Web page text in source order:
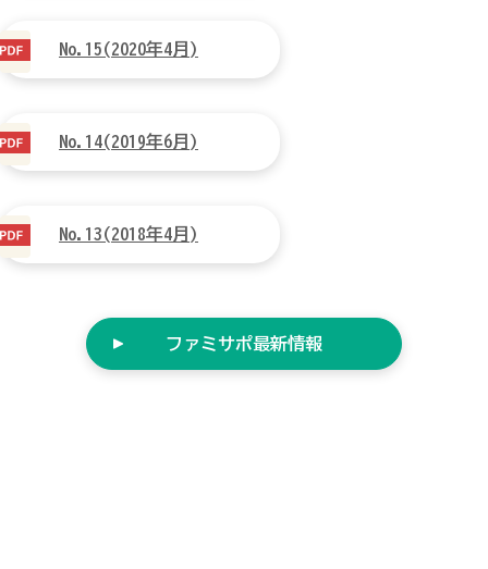
No.15(2020年4月)
No.14(2019年6月)
No.13(2018年4月)
ファミサポ最新情報